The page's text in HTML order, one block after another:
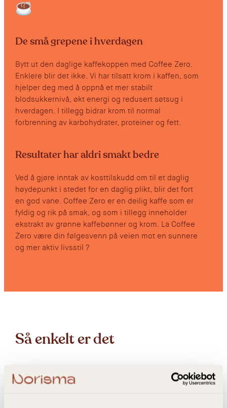
De små grepene i hverdagen
Bytt ut den daglige kaffekoppen med Coffee Zero.
Enklere blir det ikke. Vi har tilsatt krom i kaffen, som
hjelper deg med å oppnå et mer stabilt
blodsukkernivå, økt energi og redusert søtsug i
hverdagen. I tillegg bidrar krom til normal
forbrenning av karbohydrater, proteiner og fett.
Resultater har aldri smakt bedre
Ved å gjøre inntak av kosttilskudd om til et daglig
høydepunkt i stedet for en daglig plikt, blir det fort
en god vane. Coffee Zero er en deilig kaffe som er
fyldig og rik på smak, og som i tillegg inneholder
ekstrakt av grønne kaffebønner og krom. La Coffee
Zero være din følgesvenn på veien mot en sunnere
og mer aktiv livsstil ?
Så enkelt er det